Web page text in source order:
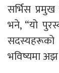
सर्भिस प्रमुख
भने, “यो
सदस्यहरूको
भविष्यमा अझ